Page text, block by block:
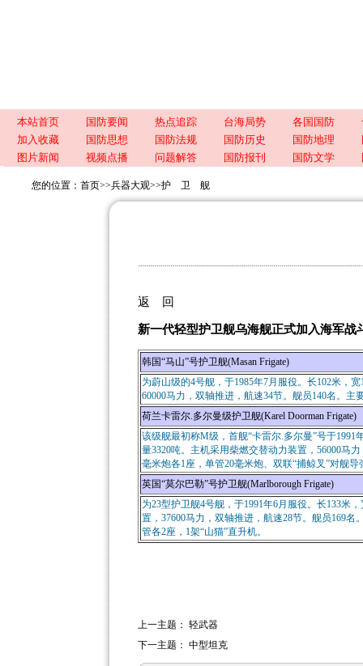
本站首页 国防要闻 热点追踪 台海局势 各国国防
加入收藏
国防思想 国防法规 国防历史 国防地理
图片新闻
视频点播 问题解答 国防报刊 国防文学
您的位置： 首页>>兵器大观>>护 卫 舰
返 回
新一代轻型护卫舰乌海舰正式加入海军战
韩国“马山”号护卫舰(Masan Frigate)
为蔚山级的4号舰，于1985年7月服役。长102米，
60000马力，双轴推进，航速34节。舰员140名。
荷兰卡雷尔.多尔曼级护卫舰(Karel Doorman Frigate)
该级舰最初称M级，首舰“卡雷尔.多尔曼”号于1991
量3320吨。主机采用柴燃交替动力装置，56000马
毫米炮各1座，单管20毫米炮、双联“捕鲸叉”对舰
英国“莫尔巴勒”号护卫舰(Marlborough Frigate)
为23型护卫舰4号舰，于1991年6月服役。长133米
置，37600马力，双轴推进，航速28节。舰员169
管各2座，1架“山猫”直升机。
上一主题： 轻武器
下一主题： 中型坦克